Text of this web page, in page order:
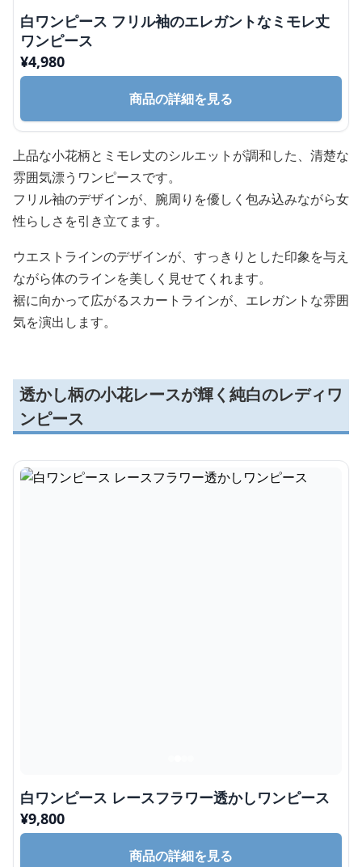
白ワンピース フリル袖のエレガントなミモレ丈
ワンピース
¥4,980
商品の詳細を見る
上品な小花柄とミモレ丈のシルエットが調和した、清楚な
雰囲気漂うワンピースです。
フリル袖のデザインが、腕周りを優しく包み込みながら女
性らしさを引き立てます。
ウエストラインのデザインが、すっきりとした印象を与え
ながら体のラインを美しく見せてくれます。
裾に向かって広がるスカートラインが、エレガントな雰囲
気を演出します。
透かし柄の小花レースが輝く純白のレディワ
ンピース
白ワンピース レースフラワー透かしワンピース
¥9,800
商品の詳細を見る